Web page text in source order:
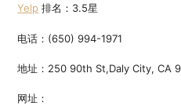
Yelp 排名：3.5星
电话：(650) 994-1971
地址：250 90th St,Daly City, CA
网址：